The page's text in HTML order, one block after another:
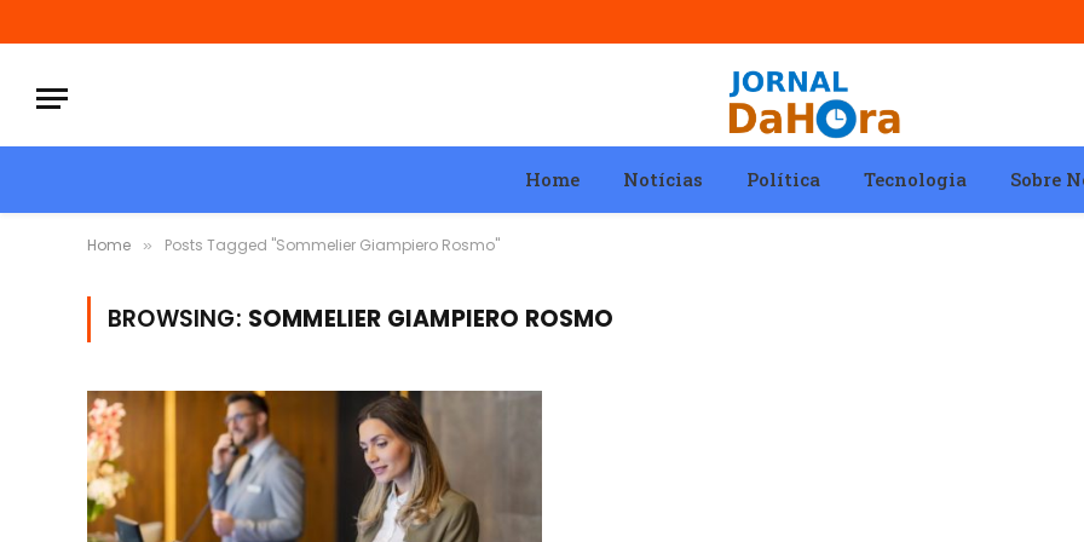
Home Notícias Política Tecnologia Sobre
Home » Posts Tagged "Sommelier Giampiero Rosmo"
BROWSING: SOMMELIER GIAMPIERO ROSMO